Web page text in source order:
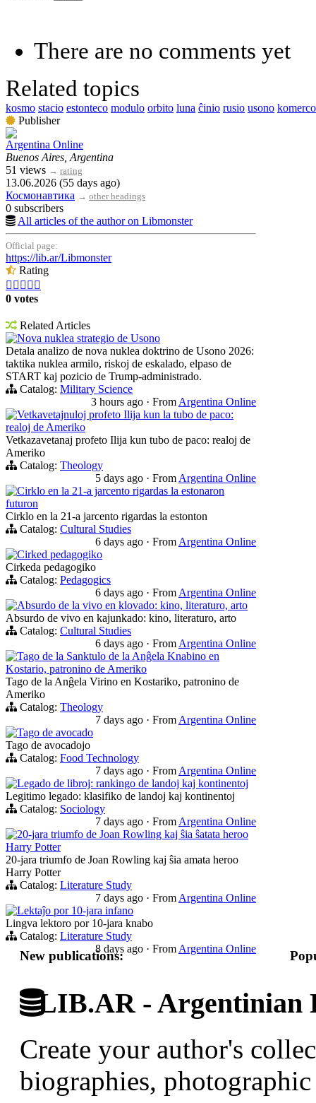
There are no comments yet
Related topics
kosmo stacio estonteco modulo orbito luna ĉinio rusio usono komerco
Publisher
Argentina Online
Buenos Aires, Argentina
51 views → rating
13.06.2026 (55 days ago)
Космонавтика → other headings
0 subscribers
All articles of the author on Libmonster
Official page:
https://lib.ar/Libmonster
Rating
    
0 votes
Related Articles
Nova nuklea strategio de Usono
Detala analizo de nova nuklea doktrino de Usono 2026:
taktika nuklea armilo, riskoj de eskalado, elpaso de
START kaj pozicio de Trump-administrado.
Catalog: Military Science
3 hours ago · From Argentina Online
Vetkavetajnuloj profeto Ilija kun la tubo de paco:
realoj de Ameriko
Vetkazavetanaj profeto Ilija kun tubo de paco: realoj de
Ameriko
Catalog: Theology
5 days ago · From Argentina Online
Cirklo en la 21-a jarcento rigardas la estonaron
futuron
Cirklo en la 21-a jarcento rigardas la estonton
Catalog: Cultural Studies
6 days ago · From Argentina Online
Cirked pedagogiko
Cirkeda pedagogiko
Catalog: Pedagogics
6 days ago · From Argentina Online
Absurdo de la vivo en klovado: kino, literaturo, arto
Absurdo de vivo en kajunkado: kino, literaturo, arto
Catalog: Cultural Studies
6 days ago · From Argentina Online
Tago de la Sanktulo de la Anĝela Knabino en
Kostario, patronino de Ameriko
Tago de la Anĝela Virino en Kostariko, patronino de
Ameriko
Catalog: Theology
7 days ago · From Argentina Online
Tago de avocado
Tago de avocadojo
Catalog: Food Technology
7 days ago · From Argentina Online
Legado de libroj: rankingo de landoj kaj kontinentoj
Legitimo legado: klasifiko de landoj kaj kontinentoj
Catalog: Sociology
7 days ago · From Argentina Online
20-jara triumfo de Joan Rowling kaj ŝia ŝatata heroo
Harry Potter
20-jara triumfo de Joan Rowling kaj ŝia amata heroo
Harry Potter
Catalog: Literature Study
7 days ago · From Argentina Online
Lektaĵo por 10-jara infano
Lingva lektoro por 10-jara knabo
Catalog: Literature Study
8 days ago · From Argentina Online
New publications:
LIB.AR - Argentinian
Create your author's
biographies,